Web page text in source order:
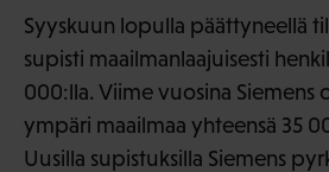
Syyskuun lopulla päättyneellä
supisti maailmanlaajuisesti
000:lla. Viime vuosina Siemens
ympäri maailmaa yhteensä 35
Uusilla supistuksilla Siemens